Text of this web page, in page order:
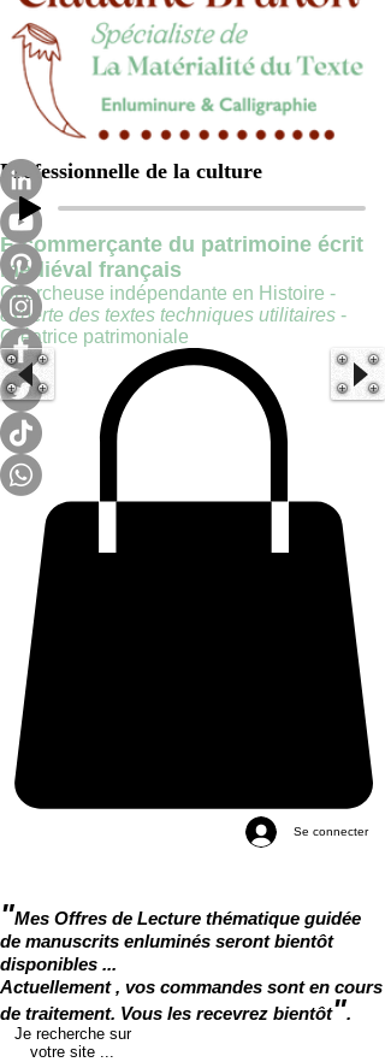
Professionnelle de la culture
E-commerçante du patrimoine écrit
médiéval français
Chercheuse indépendante en Histoire -
experte des textes techniques utilitaires -
Créatrice patrimoniale
Se connecter
"Mes Offres de Lecture thématique guidée
de manuscrits enluminés seront bientôt
disponibles ...
Actuellement , vos commandes sont en cours
de traitement. Vous les recevrez bientôt".
Je recherche sur
votre site ...